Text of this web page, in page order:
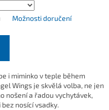
Možnosti doručení
i miminko v teple během
Wings je skvělá volba, ne jen
nošení a řadou vychytávek,
nosící vsadky.